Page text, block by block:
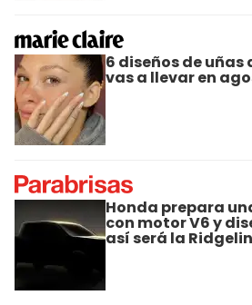
6 diseños de
vas a llevar en
Honda prepara
con motor V6 y
así será la